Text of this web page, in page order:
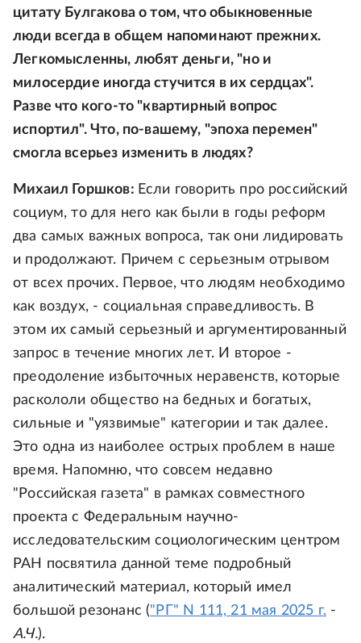
цитату Булгакова о том, что обыкновенные
люди всегда в общем напоминают прежних.
Легкомысленны, любят деньги, "но и
милосердие иногда стучится в их сердцах".
Разве что кого-то "квартирный вопрос
испортил". Что, по-вашему, "эпоха перемен"
смогла всерьез изменить в людях?
Михаил Горшков: Если говорить про российский
социум, то для него как были в годы реформ
два самых важных вопроса, так они лидировать
и продолжают. Причем с серьезным отрывом
от всех прочих. Первое, что людям необходимо
как воздух, - социальная справедливость. В
этом их самый серьезный и аргументированный
запрос в течение многих лет. И второе -
преодоление избыточных неравенств, которые
раскололи общество на бедных и богатых,
сильные и "уязвимые" категории и так далее.
Это одна из наиболее острых проблем в наше
время. Напомню, что совсем недавно
"Российская газета" в рамках совместного
проекта с Федеральным научно-
исследовательским социологическим центром
РАН посвятила данной теме подробный
аналитический материал, который имел
большой резонанс ("РГ" N 111, 21 мая 2025 г. -
А.Ч.).